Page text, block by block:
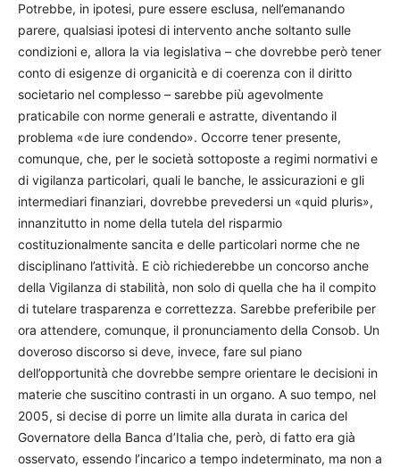
Potrebbe, in ipotesi, pure essere esclusa, nell’emanando
parere, qualsiasi ipotesi di intervento anche soltanto sulle
condizioni e, allora la via legislativa – che dovrebbe però tener
conto di esigenze di organicità e di coerenza con il diritto
societario nel complesso – sarebbe più agevolmente
praticabile con norme generali e astratte, diventando il
problema «de iure condendo». Occorre tener presente,
comunque, che, per le società sottoposte a regimi normativi e
di vigilanza particolari, quali le banche, le assicurazioni e gli
intermediari finanziari, dovrebbe prevedersi un «quid pluris»,
innanzitutto in nome della tutela del risparmio
costituzionalmente sancita e delle particolari norme che ne
disciplinano l’attività. E ciò richiederebbe un concorso anche
della Vigilanza di stabilità, non solo di quella che ha il compito
di tutelare trasparenza e correttezza. Sarebbe preferibile per
ora attendere, comunque, il pronunciamento della Consob. Un
doveroso discorso si deve, invece, fare sul piano
dell’opportunità che dovrebbe sempre orientare le decisioni in
materie che suscitino contrasti in un organo. A suo tempo, nel
2005, si decise di porre un limite alla durata in carica del
Governatore della Banca d’Italia che, però, di fatto era già
osservato, essendo l’incarico a tempo indeterminato, ma non a